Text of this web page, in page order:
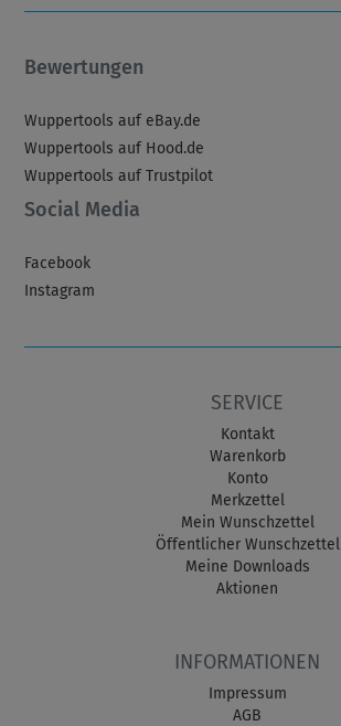
Bewertungen
Wuppertools auf eBay.de
Wuppertools auf Hood.de
Wuppertools auf Trustpilot
Social Media
Facebook
Instagram
SERVICE
Kontakt
Warenkorb
Konto
Merkzettel
Mein Wunschzettel
Öffentlicher Wunschzettel
Meine Downloads
Aktionen
INFORMATIONEN
Impressum
AGB